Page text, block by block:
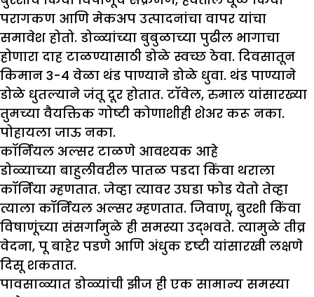
परागकण आणि मेकअप उत्पादनांचा वापर यांचा
समावेश होतो. डोळ्यांच्या बुबुळाच्या पुढील भागाचा
होणारा दाह टाळण्यासाठी डोळे स्वच्छ ठेवा. दिवसातून
किमान 3-4 वेळा थंड पाण्याने डोळे धुवा. थंड पाण्याने
डोळे धुतल्याने जंतू दूर होतात. टॉवेल, रुमाल यांसारख्या
तुमच्या वैयक्तिक गोष्टी कोणाशीही शेअर करू नका.
पोहायला जाऊ नका.
कॉर्नियल अल्सर टाळणे आवश्यक आहे
डोळ्याच्या बाहुलीवरील पातळ पडदा किंवा थराला
कॉर्निया म्हणतात. जेव्हा त्यावर उघडा फोड येतो तेव्हा
त्याला कॉर्नियल अल्सर म्हणतात. जिवाणू, बुरशी किंवा
विषाणूंच्या संसर्गामुळे ही समस्या उद्भवते. त्यामुळे तीव्र
वेदना, पू बाहेर पडणे आणि अंधुक दृष्टी यांसारखी लक्षणे
दिसू शकतात.
पावसाळ्यात डोळ्यांची झीज ही एक सामान्य समस्या